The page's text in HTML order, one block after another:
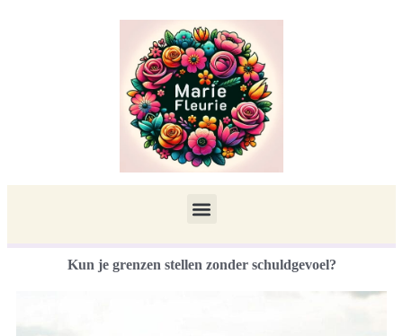
Kun je grenzen stellen zonder schuldgevoel?